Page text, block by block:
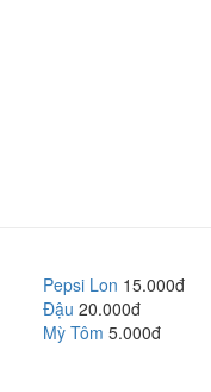
Pepsi Lon 15.000đ
Đậu 20.000đ
Mỳ Tôm 5.000đ